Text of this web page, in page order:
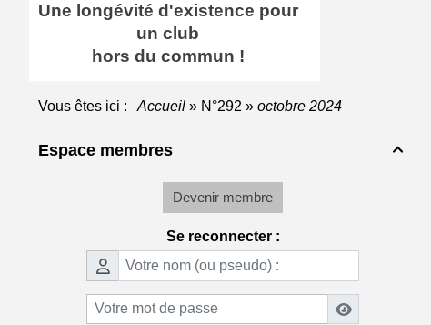
Une longévité d'existence pour
un club
hors du commun !
Vous êtes ici : Accueil » N°292 » octobre 2024

Espace membres
Devenir membre
Se reconnecter :